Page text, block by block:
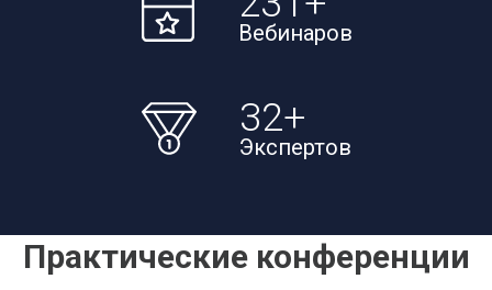
Вебинаров
32+
Экспертов
Практические конференции